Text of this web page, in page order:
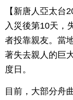
【新唐人亞太台
入災後第10天，
者投靠親友。當
著失去親人的巨
度日。
目前，大部分舟